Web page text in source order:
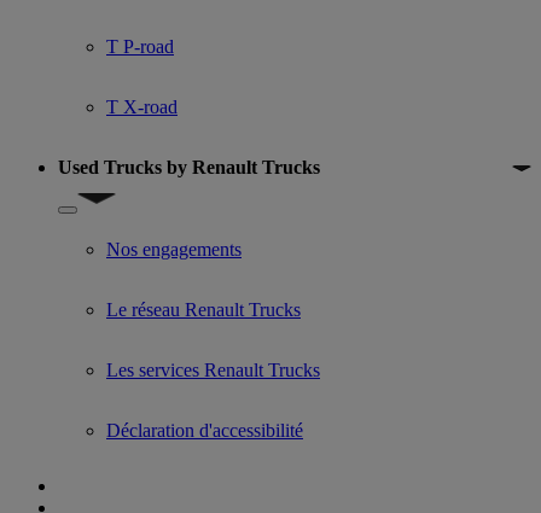
T P-road
T X-road
Used Trucks by Renault Trucks
Show submenu for Used Trucks by Renault Trucks
Nos engagements
Le réseau Renault Trucks
Les services Renault Trucks
Déclaration d'accessibilité